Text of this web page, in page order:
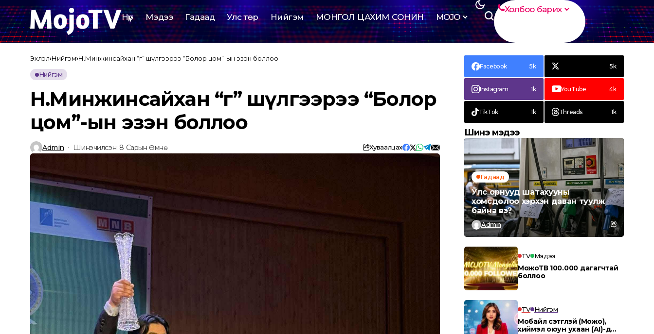
Нүүр Мэдээ Гадаад Улс төр Нийгэм МОНГОЛ ЦАХИМ СОНИН MOJO
Холбоо барих
Эхлэл Нийгэм Н.Минжинсайхан “Үг” шүлгээрээ “Болор цом”-ын эзэн боллоо
Нийгэм
Н.Минжинсайхан “Үг” шүлгээрээ “Болор
цом”-ын эзэн боллоо
Admin Шинэчилсэн: 8 Сарын Өмнө Хуваалцах
Facebook 5k 5k
Instagram 1k YouTube 4k
TikTok 1k Threads 1k
Шинэ мэдээ
Гадаад
Улс орнууд шатахууны
хомсдолоо хэрхэн даван туулж
байна вэ?
Admin
TV Мэдээ
МожоТВ 100.000 дагагчтай
боллоо
TV Нийгэм
Мобайл сэтгүүлзүй (Можо),
хиймэл оюун ухаан (AI)-д